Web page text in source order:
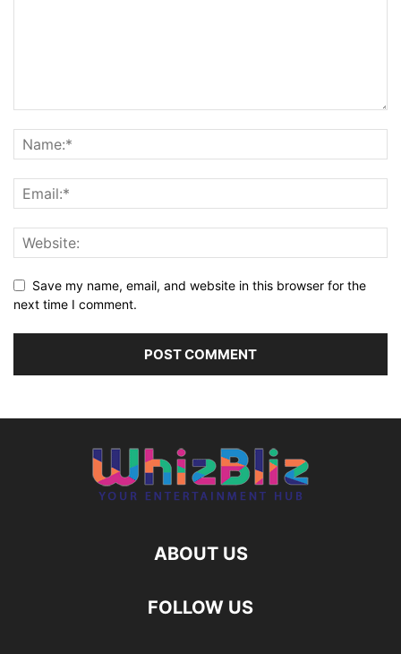
Save my name, email, and website in this browser for the
next time I comment.
ABOUT US
FOLLOW US